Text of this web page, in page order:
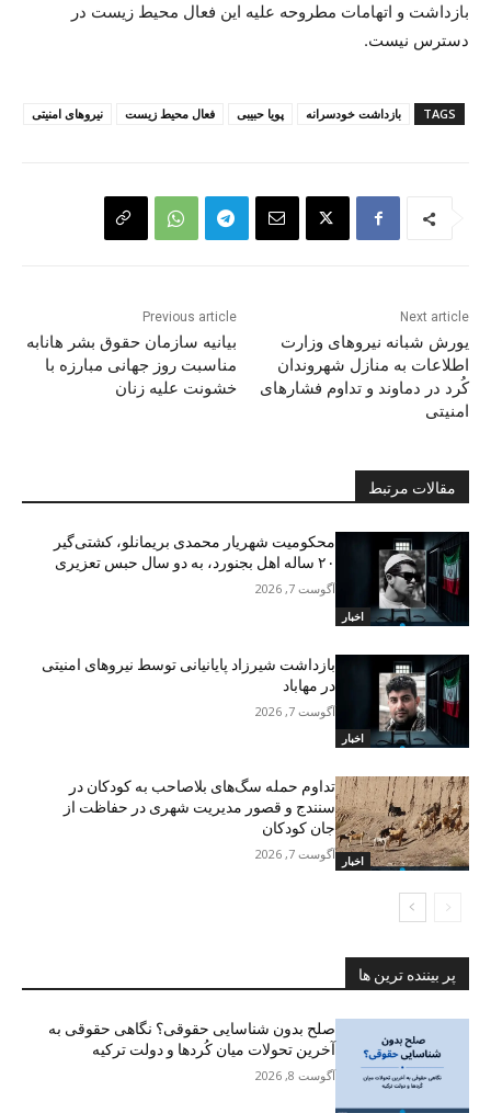
بازداشت و اتهامات مطروحە علیه این فعال محیط زیست در
دسترس نیست.
TAGS بازداشت خودسرانە پویا حبیبی فعال محیط زیست نیروهای امنیتی
Previous article
بیانیه سازمان حقوق بشر هانابه
مناسبت روز جهانی مبارزه با
خشونت علیه زنان
Next article
یورش شبانه نیروهای وزارت
اطلاعات به منازل شهروندان
کُرد در دماوند و تداوم فشارهای
امنیتی
مقالات مرتبط
اخبار
محکومیت شهریار محمدی بریمانلو، کشتی‌گیر
۲۰ ساله اهل بجنورد، به دو سال حبس تعزیری
آگوست 7, 2026
اخبار
بازداشت شیرزاد پایانیانی توسط نیروهای امنیتی
در مهاباد
آگوست 7, 2026
اخبار
تداوم حمله سگ‌های بلاصاحب به کودکان در
سنندج و قصور مدیریت شهری در حفاظت از
جان کودکان
آگوست 7, 2026
پر بیننده ترین ها
صلح بدون شناسایی حقوقی؟ نگاهی حقوقی به
آخرین تحولات میان کُردها و دولت ترکیه
آگوست 8, 2026